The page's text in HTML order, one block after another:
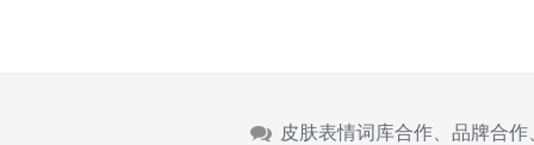
皮肤表情词库合作、品牌合